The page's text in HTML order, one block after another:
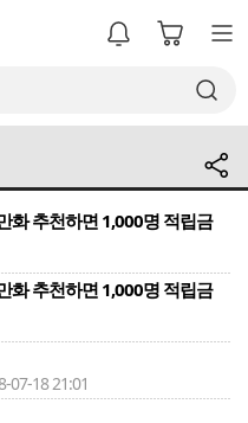
화 추천하면 1,000명 적립금
화 추천하면 1,000명 적립금
18 21:01